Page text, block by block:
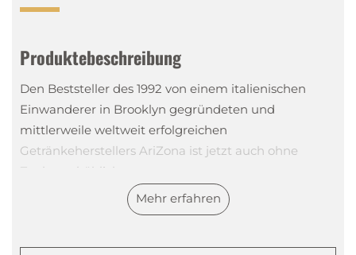
Produktebeschreibung
Den Beststeller des 1992 von einem italienischen
Einwanderer in Brooklyn gegründeten und
mittlerweile weltweit erfolgreichen
Getränkeherstellers AriZona ist jetzt auch ohne
Zucker erhältlich.
grosser Bruder Ginseng-Extrakt und eine kleine
Mehr erfahren